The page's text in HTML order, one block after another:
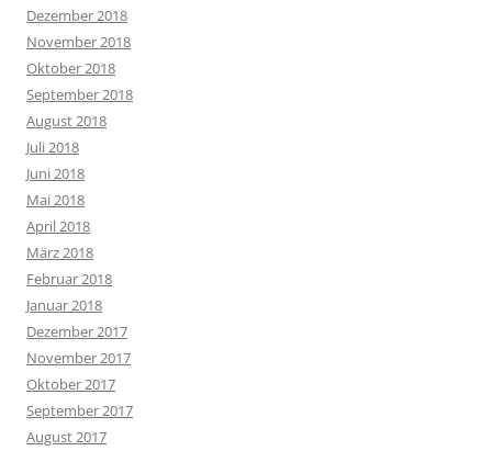
Dezember 2018
November 2018
Oktober 2018
September 2018
August 2018
Juli 2018
Juni 2018
Mai 2018
April 2018
März 2018
Februar 2018
Januar 2018
Dezember 2017
November 2017
Oktober 2017
September 2017
August 2017